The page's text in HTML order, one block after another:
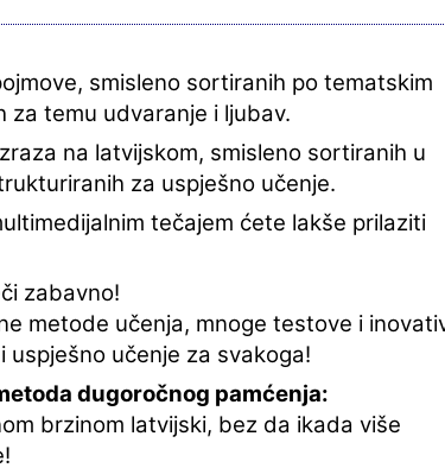
smisleno sortiranih po tematskim
za temu udvaranje i ljubav.
na latvijskom, smisleno sortiranih u
za uspješno učenje.
tečajem ćete lakše prilaziti
zabavno!
metode učenja, mnoge testove i
uspješno učenje za svakoga!
dugoročnog pamćenja:
brzinom latvijski, bez da ikada više